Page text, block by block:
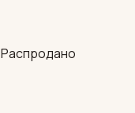
Распродано